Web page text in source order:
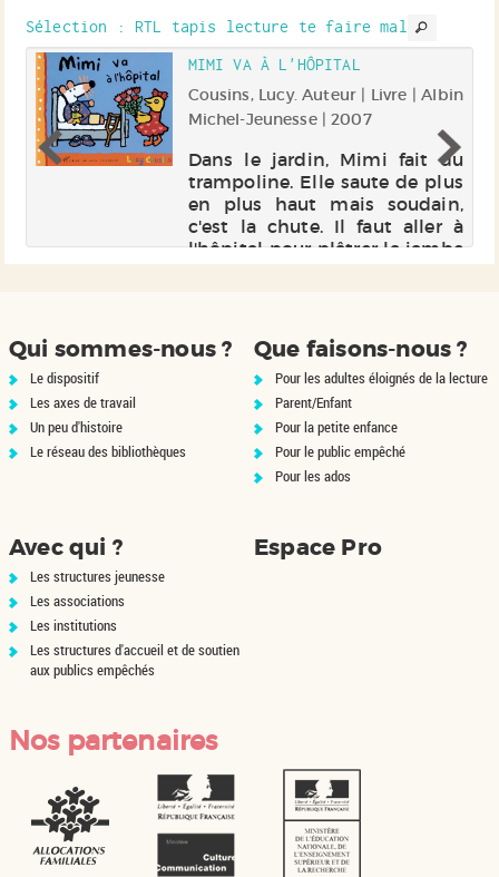
Sélection : RTL tapis lecture te faire mal
MIMI VA À L'HÔPITAL
Cousins, Lucy. Auteur | Livre | Albin
Michel-Jeunesse | 2007
Dans le jardin, Mimi fait du
trampoline. Elle saute de plus
en plus haut mais soudain,
c'est la chute. Il faut aller à
l'hôpital pour plâtrer la jambe
de Mimi cassée.
Qui sommes-nous ?
Le dispositif
Les axes de travail
Un peu d'histoire
Le réseau des bibliothèques
Que faisons-nous ?
Pour les adultes éloignés de la lecture
Parent/Enfant
Pour la petite enfance
Pour le public empêché
Pour les ados
Avec qui ?
Les structures jeunesse
Les associations
Les institutions
Les structures d'accueil et de soutien
aux publics empêchés
Espace Pro
Nos partenaires